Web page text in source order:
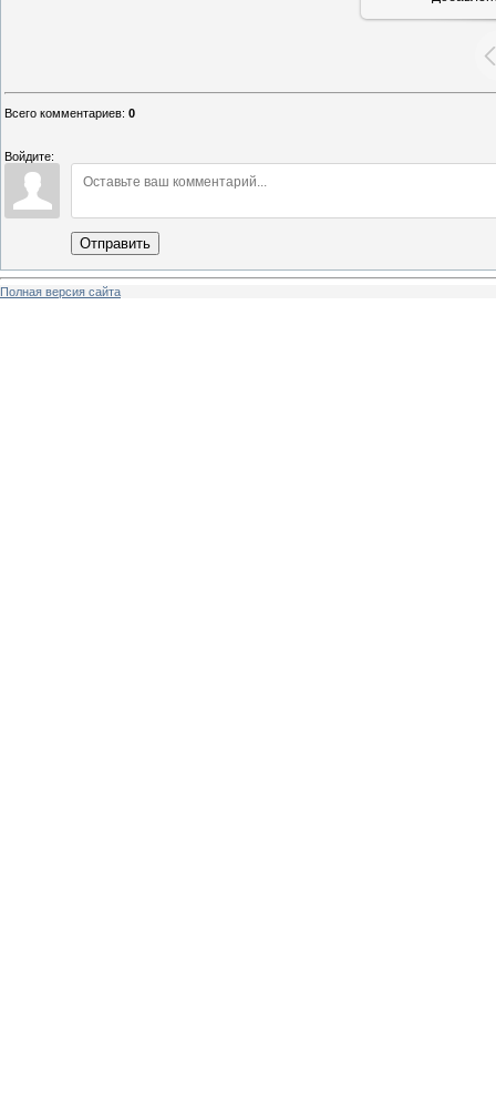
Всего комментариев: 0
Войдите:
Отправить
Полная версия сайта